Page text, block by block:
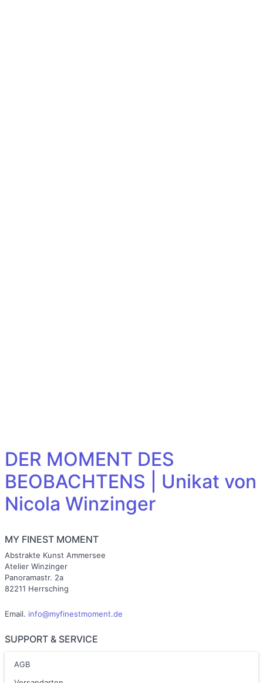
DER MOMENT DES
BEOBACHTENS | Unikat von
Nicola Winzinger
MY FINEST MOMENT
Abstrakte Kunst Ammersee
Atelier Winzinger
Panoramastr. 2a
82211 Herrsching
Email. info@myfinestmoment.de
SUPPORT & SERVICE
AGB